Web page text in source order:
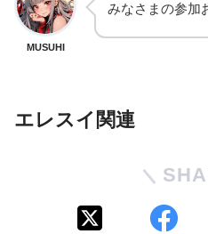
MUSUHI
みなさまの参加
エレスイ関連